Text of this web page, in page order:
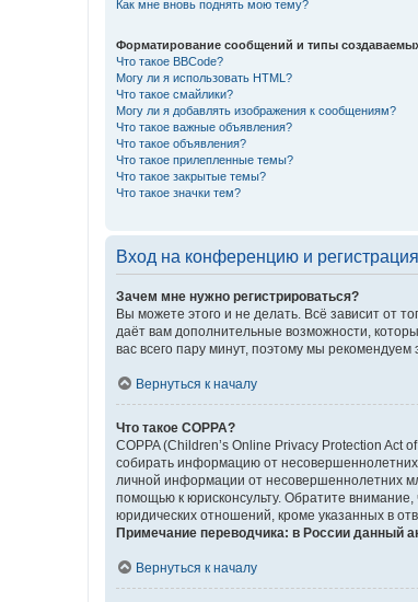
Как мне вновь поднять мою тему?
Форматирование сообщений и типы
Что такое BBCode?
Могу ли я использовать HTML?
Что такое смайлики?
Могу ли я добавлять изображения к сообщениям?
Что такое важные объявления?
Что такое объявления?
Что такое прилепленные темы?
Что такое закрытые темы?
Что такое значки тем?
Вход на конференцию и регистрация
Зачем мне нужно регистрироваться?
Вы можете этого и не делать. Всё зависит от
даёт вам дополнительные возможности,
вас всего пару минут, поэтому мы рекомендуем
Вернуться к началу
Что такое COPPA?
COPPA (Children’s Online Privacy Protection Act
собирать информацию от
личной информации от несовершеннолетних
помощью к юрисконсульту. Обратите
юридических отношений, кроме указанных в
Примечание переводчика: в России данный
Вернуться к началу